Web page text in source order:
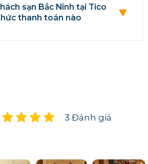
sạn Bắc Ninh tại Tico
thanh toán nào
3 Đánh giá